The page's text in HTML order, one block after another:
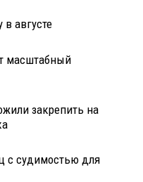
августе
масштабный
закрепить на
с судимостью для